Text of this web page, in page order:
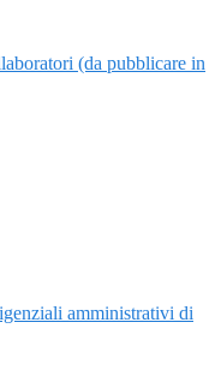
(da pubblicare in
amministrativi di